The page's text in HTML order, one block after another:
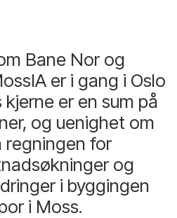
Bane Nor og
er i gang i Oslo
er en sum på
og uenighet om
regningen for
og
i byggingen
i Moss.